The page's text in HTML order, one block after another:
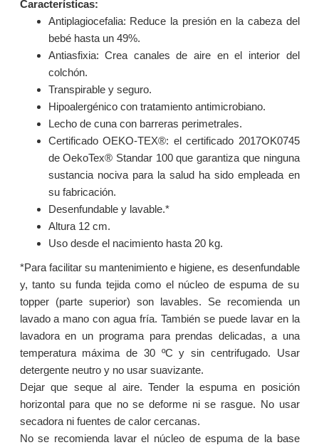
Características:
Antiplagiocefalia: Reduce la presión en la cabeza del
bebé hasta un 49%.
Antiasfixia: Crea canales de aire en el interior del
colchón.
Transpirable y seguro.
Hipoalergénico con tratamiento antimicrobiano.
Lecho de cuna con barreras perimetrales.
Certificado OEKO-TEX®: el certificado 2017OK0745
de OekoTex® Standar 100 que garantiza que ninguna
sustancia nociva para la salud ha sido empleada en
su fabricación.
Desenfundable y lavable.*
Altura 12 cm.
Uso desde el nacimiento hasta 20 kg.
*Para facilitar su mantenimiento e higiene, es desenfundable
y, tanto su funda tejida como el núcleo de espuma de su
topper (parte superior) son lavables. Se recomienda un
lavado a mano con agua fría. También se puede lavar en la
lavadora en un programa para prendas delicadas, a una
temperatura máxima de 30 ºC y sin centrifugado. Usar
detergente neutro y no usar suavizante.
Dejar que seque al aire. Tender la espuma en posición
horizontal para que no se deforme ni se rasgue. No usar
secadora ni fuentes de calor cercanas.
No se recomienda lavar el núcleo de espuma de la base